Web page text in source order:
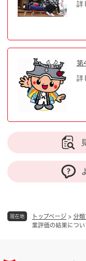
現在地 トップページ > 分類
業評価の結果につ
詳
第
詳